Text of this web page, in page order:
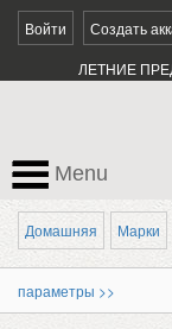
Войти Создать
ЛЕТНИЕ
Menu
Домашняя Марки
параметры >>